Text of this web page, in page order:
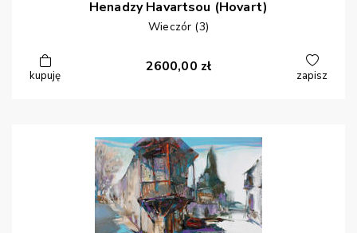
Henadzy Havartsou (Hovart)
Wieczór (3)
kupuję
2600,00 zł
zapisz